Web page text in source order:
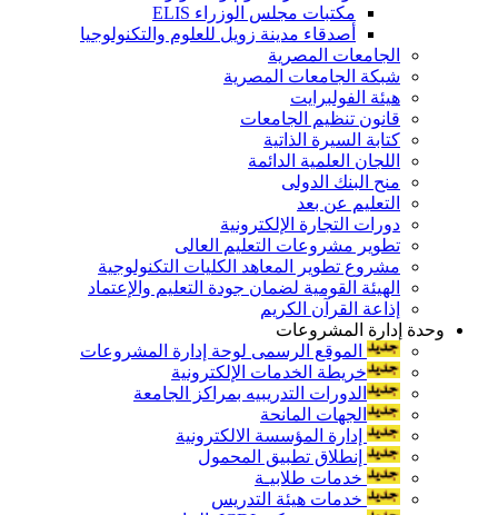
مكتبات مجلس الوزراء ELIS
أصدقاء مدينة زويل للعلوم والتكنولوجيا
الجامعات المصرية
شبكة الجامعات المصرية
هيئة الفولبرايت
قانون تنظيم الجامعات
كتابة السيرة الذاتية
اللجان العلمية الدائمة
منح البنك الدولى
التعليم عن بعد
دورات التجارة الإلكترونية
تطوير مشروعات التعليم العالى
مشروع تطوير المعاهد الكليات التكنولوجية
الهيئة القومية لضمان جودة التعليم والإعتماد
إذاعة القرآن الكريم
وحدة إدارة المشروعات
الموقع الرسمى لوحة إدارة المشروعات
خريطة الخدمات الإلكترونية
الدورات التدريبيه بمراكز الجامعة
الجهات المانحة
إدارة المؤسسة الالكترونية
إنطلاق تطبيق المحمول
خدمات طلابيـة
خدمات هيئة التدريس